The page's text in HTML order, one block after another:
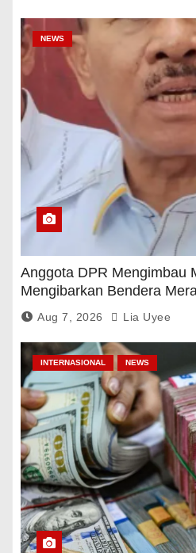
NEWS
Anggota DPR Mengimbau
Mengibarkan Bendera
Tanda Rasa Terima Kasih
Aug 7, 2026 Lia Uyee
INTERNASIONAL NEWS